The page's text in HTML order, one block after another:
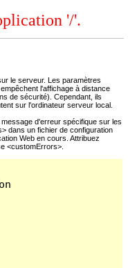
'/'.
le serveur. Les paramètres
l'affichage à distance
de sécurité). Cependant, ils
sur l'ordinateur serveur local.
d'erreur spécifique sur les
dans un fichier de configuration
Web en cours. Attribuez
<customErrors>.